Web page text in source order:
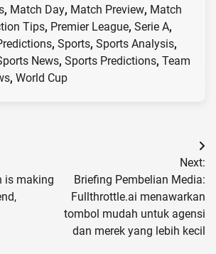
, Match Day, Match Preview, Match
Tips, Premier League, Serie A,
, Sports, Sports Analysis,
News, Sports Predictions, Team
, World Cup
is making
Next:
Briefing Pembelian Media:
Fullthrottle.ai menawarkan
tombol mudah untuk agensi
dan merek yang lebih kecil